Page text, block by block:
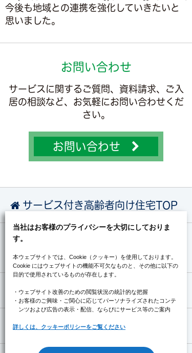
今後も地域との連携を強化していきたいと
思いました。
お問い合わせ
サービスに関するご質問、資料請求、ご入
居の相談など、お気軽にお問い合わせくだ
さい。
お問い合わせ
サービス付き高齢者向け住宅TOP
サービス付き高齢者向け住宅につい
て
こだわり
住宅一覧
当社はお客様のプライバシーを大切にしておりま
す。
本ウェブサイトでは、Cookie（クッキー）を使用しております。
Cookie にはウェブサイトの機能不可欠なものと、その他に以下の
目的で使用されているものが存在します。
・ウェブサイト改善のための閲覧状況の統計的な把握
・お客様のご興味・ご関心に応じてパーソナライズされたコンテ
ンツおよび広告の表示・配信、ならびにサービス等のご案内
詳しくは、クッキーポリシーをご覧ください